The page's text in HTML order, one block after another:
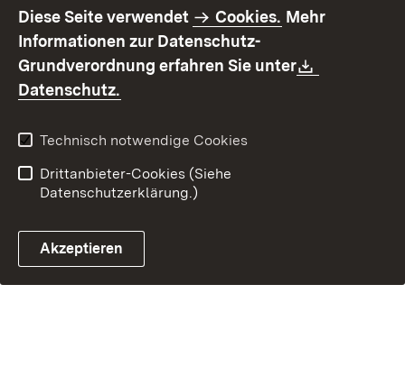
Benutzungshinweise
Erklärung zur
Barrierefreiheit
Kontakt
Fehlerhaften Link melden
Diese Seite verwendet Cookies. Mehr
Informationen zur Datenschutz-
Grundverordnung erfahren Sie unter
Datenschutz.
Technisch notwendige Cookies
Drittanbieter-Cookies (Siehe
Datenschutzerklärung.)
Akzeptieren